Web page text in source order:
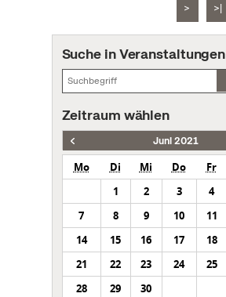
> >|
Suche in Veranstaltungen
Zeitraum wählen
Juni 2021
Mo Di Mi Do Fr
1
2 3 4
7
8 9 10 11
14
15 16 17 18
21
22 23 24 25
28
29 30